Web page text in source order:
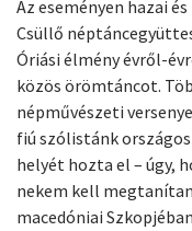
Az eseményen hazai
Csüllő
Óriási élmény évről-
közös örömtáncot.
népművészeti
fiú szólistánk
helyét hozta el – úgy,
nekem kell
macedóniai